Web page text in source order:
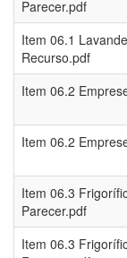
Parecer.pdf
Item 06.1
Recurso.pdf
Item 06.2
Item 06.2
Item 06.3
Parecer.pdf
Item 06.3